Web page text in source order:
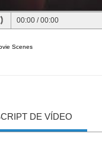
00:00 /00:00
Scenes
DE VÍDEO